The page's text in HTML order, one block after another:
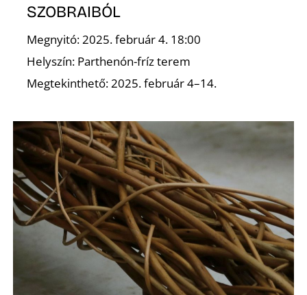
SZOBRAIBÓL
Megnyitó: 2025. február 4. 18:00
Helyszín: Parthenón-fríz terem
Megtekinthető: 2025. február 4–14.